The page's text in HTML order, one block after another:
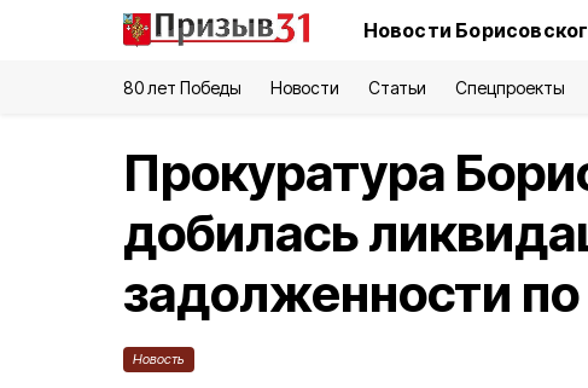
Новости
80 лет Победы Новости Статьи Спецпроекты
Прокуратура
добилась
задолженности
Новость